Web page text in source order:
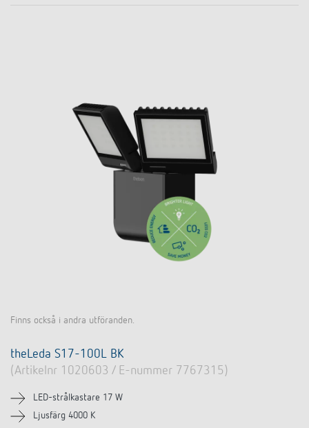
Finns också i andra utföranden.
theLeda S17-100L BK
(Artikelnr 1020603 / E-nummer 7767315)
LED-strålkastare 17 W
Ljusfärg 4000 K